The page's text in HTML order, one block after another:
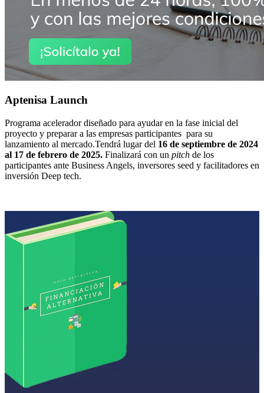
Aptenisa Launch
Programa acelerador diseñado para ayudar en la fase inicial del
proyecto y preparar a las empresas participantes para su
lanzamiento al mercado.Tendrá lugar del 16 de septiembre de 2024
al 17 de febrero de 2025. Finalizará con un pitch de los
participantes ante Business Angels, inversores seed y facilitadores en
inversión Deep tech.